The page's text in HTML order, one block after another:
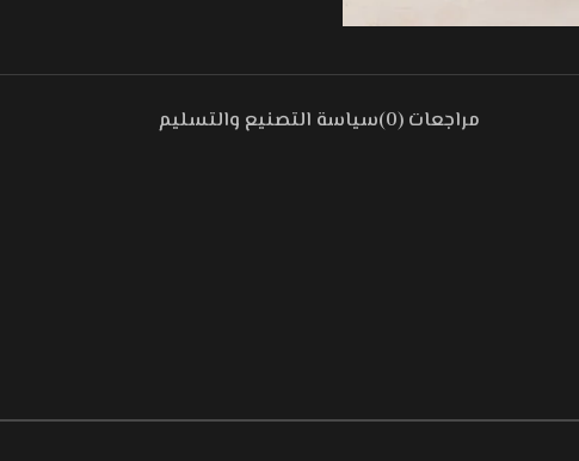
مراجعات (0) سياسة التصنيع والتسليم